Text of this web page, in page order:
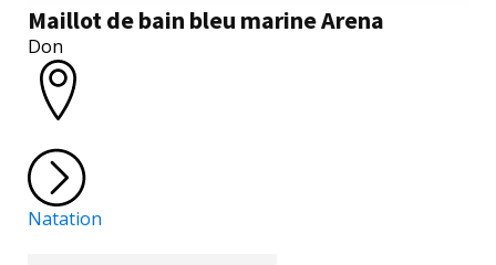
Maillot de bain bleu marine Arena
Don
Natation